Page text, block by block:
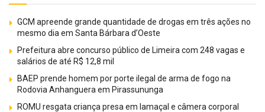
GCM apreende grande quantidade de drogas em três ações no
mesmo dia em Santa Bárbara d’Oeste
Prefeitura abre concurso público de Limeira com 248 vagas e
salários de até R$ 12,8 mil
BAEP prende homem por porte ilegal de arma de fogo na
Rodovia Anhanguera em Pirassununga
ROMU resgata criança presa em lamaçal e câmera corporal